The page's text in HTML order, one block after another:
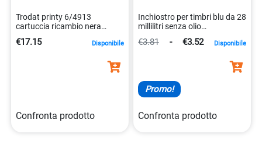
Trodat printy 6/4913
cartuccia ricambio nera
€17.15 Disponibile
Confronta prodotto
Inchiostro per timbri blu da 28
millilitri senza olio
€3.81 - €3.52 Disponibile
Promo!
Confronta prodotto